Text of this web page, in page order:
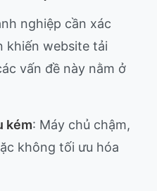
nghiệp cần xác
khiến website tải
vấn đề này nằm ở
kém: Máy chủ chậm,
không tối ưu hóa